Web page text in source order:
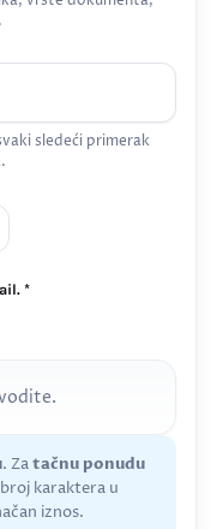
sledeći primerak
*
. Zatačnu ponudu
karaktera u
iznos.